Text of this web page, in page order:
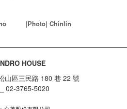
|Photo| Chinlin
HOUSE
山區三民路 180 巷 22 號
02-3765-5020